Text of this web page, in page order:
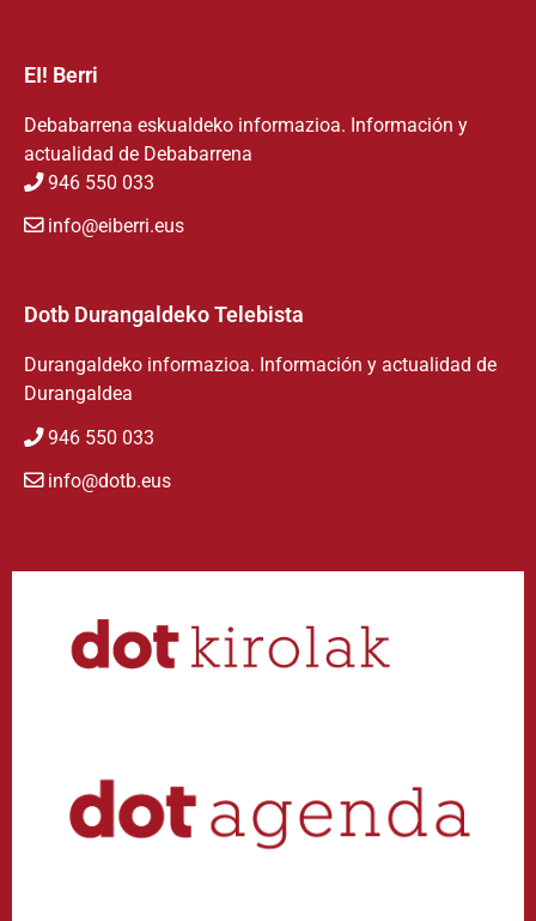
EI! Berri
Debabarrena eskualdeko informazioa. Información y
actualidad de Debabarrena
946 550 033
info@eiberri.eus
Dotb Durangaldeko Telebista
Durangaldeko informazioa. Información y actualidad de
Durangaldea
946 550 033
info@dotb.eus